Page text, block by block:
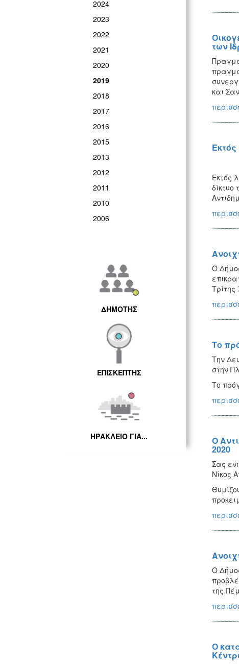
2024
2023
2022
2021
2020
2019
2018
2017
2016
2015
2013
2012
2011
2010
2006
ΔΗΜΟΤΗΣ
ΕΠΙΣΚΕΠΤΗΣ
ΗΡΑΚΛΕΙΟ ΓΙΑ...
των
και
Εκτός
Ο
Το
Την
στην
Το
Ο
2020
Σας
Νίκος
Ο
της
Ο